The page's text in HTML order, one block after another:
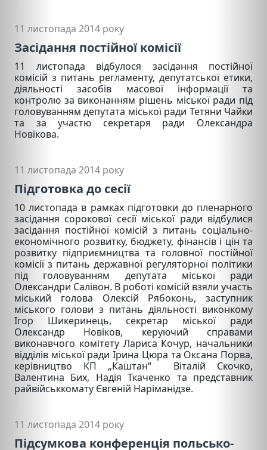
11 листопада 2014 року
Засідання постійної комісії
11 листопада відбулося засідання постійної
комісій з питань регламенту, депутатської етики,
діяльності засобів масової інформації та
контролю за виконанням рішень міської ради під
головуванням депутата міської ради Тетяни Чайки
та за участю секретаря ради Олександра
Новікова.
11 листопада 2014 року
Підготовка до сесії
10 листопада в рамках підготовки до пленарного
засідання сорокової сесії міської ради відбулися
засідання постійної комісій з питань соціально-
економічного розвитку, бюджету, фінансів і цін та
розвитку підприємництва та головної постійної
комісії з питань державної регуляторної політики
під головуванням депутата міської ради
Олександри Салівон. В роботі комісій взяли участь
міський голова Олексій Рябоконь, заступник
міського голови з питань діяльності виконкому
Ігор Шикеринець, секретар міської ради
Олександр Новіков, керуючий справами
виконавчого комітету Лариса Кочур, начальники
відділів міської ради Ірина Цюра та Оксана Порва,
керівництво КП „Каштан“ Віталій Скочко,
Валентина Бих, Надія Ткаченко та представник
райвійськкомату Євгеній Наріманідзе.
11 листопада 2014 року
Підсумкова конференція польсько-